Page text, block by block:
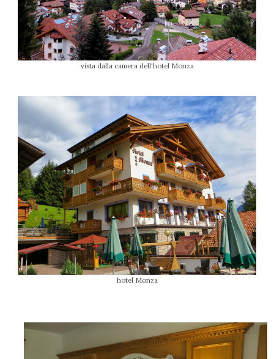
vista dalla camera dell'hotel Monza
hotel Monza